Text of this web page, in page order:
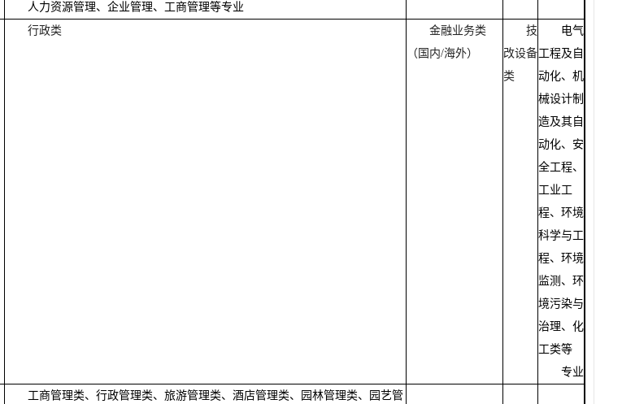
人力资源管理、企业管理、工商管理等专业
行政类
金融业务类
（国内/海外）
技
改设备
类
电气
工程及自
动化、机
械设计制
造及其自
动化、安
全工程、
工业工
程、环境
科学与工
程、环境
监测、环
境污染与
治理、化
工类等
专业
工商管理类、行政管理类、旅游管理类、酒店管理类、园林管理类、园艺管